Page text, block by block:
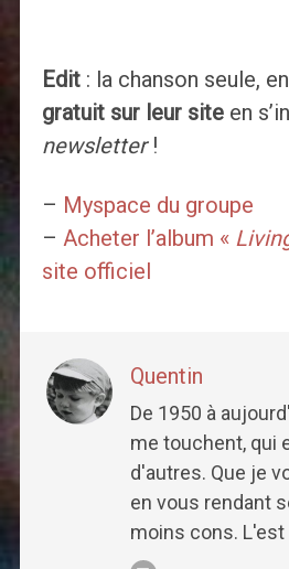
Edit: la chanson seule, en
gratuit sur leur siteen
newsletter!
– Myspace du groupe
– Acheter l’album «
site officiel
Quentin
De 1950 à
me touchent, qui
d'autres. Que je
en vous rendant
moins cons. L'est